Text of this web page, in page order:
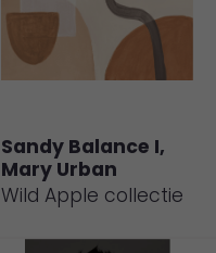
Sandy Balance I,
Mary Urban
Wild Apple collectie